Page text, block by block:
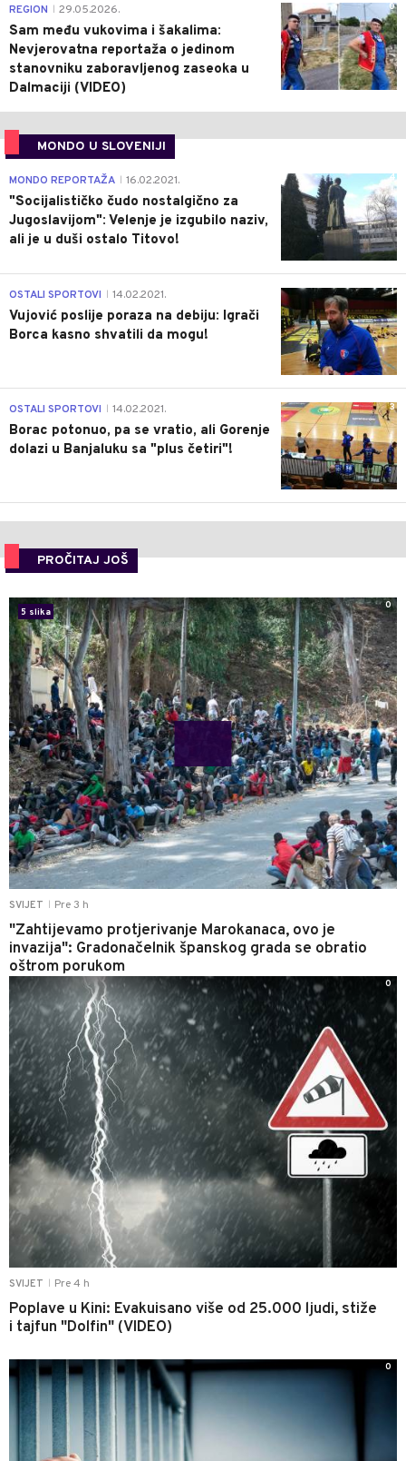
0
REGION 29.05.2026.
Sam među vukovima i šakalima:
Nevjerovatna reportaža o jedinom
stanovniku zaboravljenog zaseoka u
Dalmaciji (VIDEO)
MONDO U SLOVENIJI
4
MONDO REPORTAŽA 16.02.2021.
"Socijalističko čudo nostalgično za
Jugoslavijom": Velenje je izgubilo naziv,
ali je u duši ostalo Titovo!
1
OSTALI SPORTOVI 14.02.2021.
Vujović poslije poraza na debiju: Igrači
Borca kasno shvatili da mogu!
3
OSTALI SPORTOVI 14.02.2021.
Borac potonuo, pa se vratio, ali Gorenje
dolazi u Banjaluku sa "plus četiri"!
PROČITAJ JOŠ
SVIJET Pre 3 h
"Zahtijevamo protjerivanje Marokanaca, ovo je
invazija": Gradonačelnik španskog grada se obratio
oštrom porukom
5 slika
0
SVIJET Pre 4 h
Poplave u Kini: Evakuisano više od 25.000 ljudi, stiže
i tajfun "Dolfin" (VIDEO)
0
0